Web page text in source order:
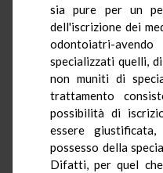
sia pure per un
dell'iscrizione dei
odontoiatri-
specializzati quelli,
non muniti di
trattamento
possibilità di
essere
possesso della
Difatti, per quel